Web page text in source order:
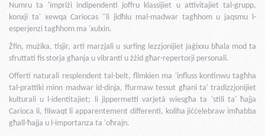
Numru ta 'impriżi indipendenti joffru klassijiet u attivitajiet tal-grupp,
konxji ta' xewqa Cariocas "li jidħlu mal-madwar tagħhom u jaqsmu l-
esperjenzi tagħhom ma 'xulxin.
Żfin, mużika, tisjir, arti marzjali u surfing lezzjonijiet jaġixxu bħala mod ta
sfruttati fis storja għanja u vibranti u żżid għar-repertorji personali.
Offerti naturali resplendent tal-belt, flimkien ma 'influss kontinwu tagħha
tal-prattiki minn madwar id-dinja, ffurmaw tessut għani ta' tradizzjonijiet
kulturali u l-identitajiet; li jippermetti varjetà wiesgħa ta 'stili ta' ħajja
Carioca li, filwaqt li apparentement differenti, kollha jiċċelebraw imħabba
għall-ħajja u l-importanza ta 'oħrajn.